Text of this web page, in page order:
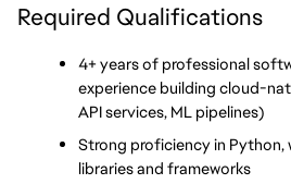
Required Qualifications
4+ years of professional
experience building cloud-
API services, ML pipelines)
Strong proficiency in Python,
libraries and frameworks